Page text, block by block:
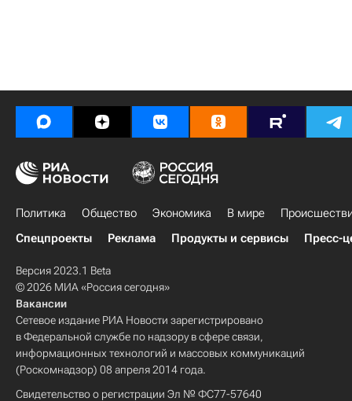
Политика Общество Экономика В мире
Спецпроекты
Реклама Продукты и сервисы Пресс-
Версия 2023.1 Beta
© 2026 МИА «Россия сегодня»
Вакансии
Сетевое издание РИА Новости зарегистрировано
в Федеральной службе по надзору в сфере связи,
информационных технологий и массовых коммуникаций
(Роскомнадзор) 08 апреля 2014 года.
Свидетельство о регистрации Эл № ФС77-57640